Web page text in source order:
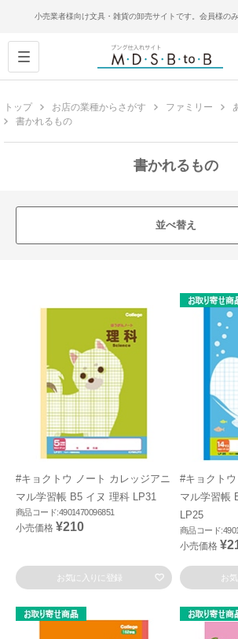
小売業者様向け文具・雑貨の卸売サイトです。会員様の
トップ お店の業種からさがす ファミリー
書かれるもの
書かれるもの
並べ替え
#キョクトウ ノート カレッジアニ
マル学習帳 B5 イヌ 理科 LP31
商品コード:4901470096851
小売価格 ¥210
お気に入りに登録
#キョクト
マル学習帳
LP25
商品コード
小売価格
お